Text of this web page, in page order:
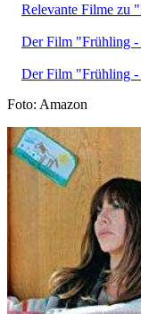
Relevante Filme zu
Der Film "Frühling -
Der Film "Frühling -
Foto: Amazon